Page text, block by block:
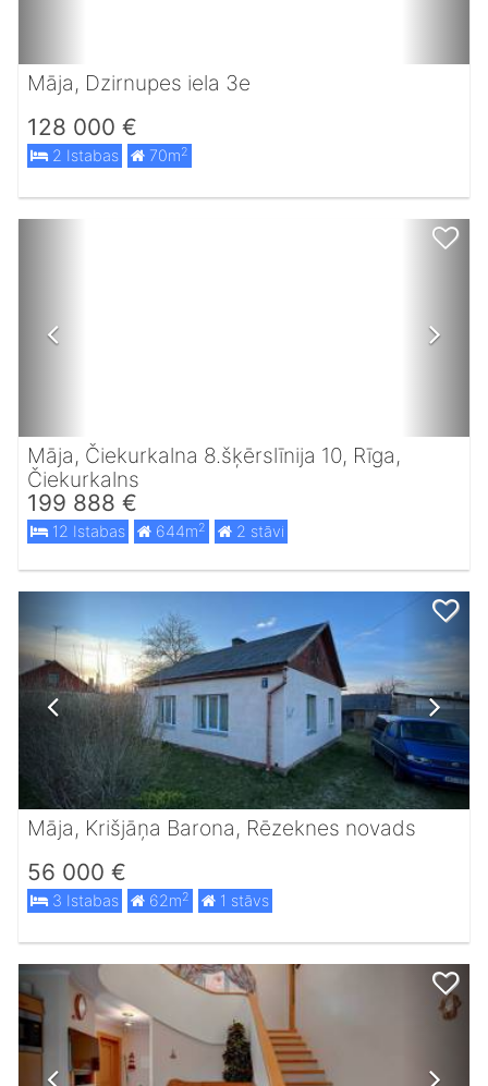
Māja, Dzirnupes iela 3e
128 000 €
2 Istabas 70m2
Māja, Čiekurkalna 8.šķērslīnija 10, Rīga,
Čiekurkalns
199 888 €
12 Istabas 644m2 2 stāvi
Māja, Krišjāņa Barona, Rēzeknes novads
56 000 €
3 Istabas 62m2 1 stāvs